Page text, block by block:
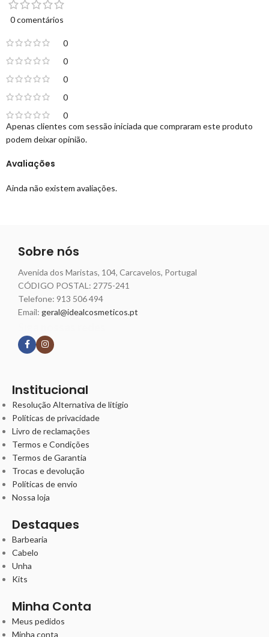
0 comentários
0
0
0
0
0
Avaliações
Ainda não existem avaliações.
Apenas clientes com sessão iniciada que compraram este produto
podem deixar opinião.
Sobre nós
Avenida dos Maristas, 104, Carcavelos, Portugal
CÓDIGO POSTAL: 2775-241
Telefone: 913 506 494
Email: geral@idealcosmeticos.pt
Institucional
Resolução Alternativa de litígio
Políticas de privacidade
Livro de reclamações
Termos e Condições
Termos de Garantia
Trocas e devolução
Políticas de envio
Nossa loja
Destaques
Barbearia
Cabelo
Unha
Kits
Minha Conta
Meus pedidos
Minha conta